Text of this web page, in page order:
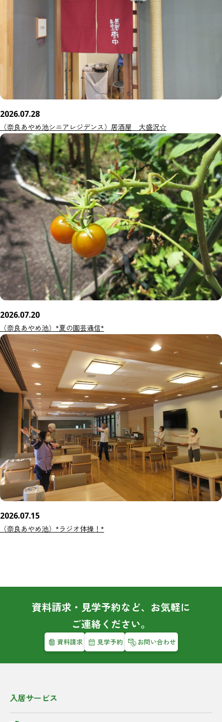
2026.07.28
（奈良あやめ池シニアレジデンス）居酒屋 大盛況☆
2026.07.20
（奈良あやめ池）*夏の園芸通信*
2026.07.15
（奈良あやめ池）*ラジオ体操！*
資料請求・見学予約など、お気軽に
ご連絡ください。
資料請求 見学予約 お問い合わせ
入居サービス